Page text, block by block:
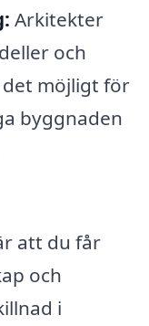
Arkitekter
och
möjligt för
byggnaden
att du får
och
i